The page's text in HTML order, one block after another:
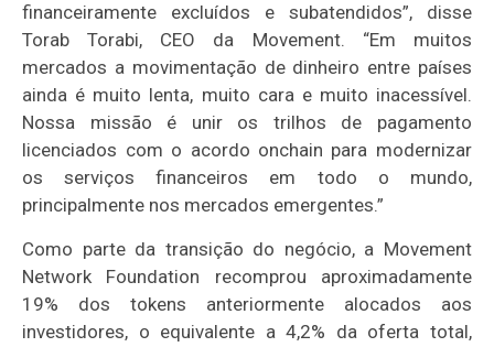
financeiramente excluídos e subatendidos”, disse
Torab Torabi, CEO da Movement. “Em muitos
mercados a movimentação de dinheiro entre países
ainda é muito lenta, muito cara e muito inacessível.
Nossa missão é unir os trilhos de pagamento
licenciados com o acordo onchain para modernizar
os serviços financeiros em todo o mundo,
principalmente nos mercados emergentes.”
Como parte da transição do negócio, a Movement
Network Foundation recomprou aproximadamente
19% dos tokens anteriormente alocados aos
investidores, o equivalente a 4,2% da oferta total,